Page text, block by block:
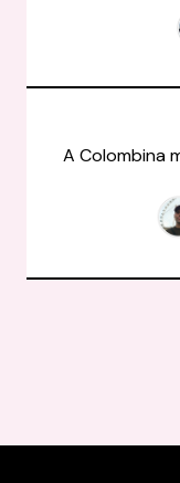
A Colombina